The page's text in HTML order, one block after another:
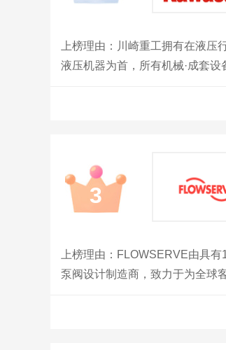
上榜理由：川崎重工拥有在液
液压机器为首，所有机械·成套
3
上榜理由：FLOWSERVE由具
泵阀设计制造商，致力于为全球